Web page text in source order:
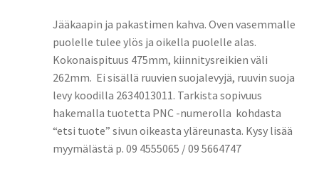
Jääkaapin ja pakastimen kahva. Oven vasemmalle
puolelle tulee ylös ja oikella puolelle alas.
Kokonaispituus 475mm, kiinnitysreikien väli
262mm. Ei sisällä ruuvien suojalevyjä, ruuvin suoja
levy koodilla 2634013011. Tarkista sopivuus
hakemalla tuotetta PNC -numerolla kohdasta
“etsi tuote” sivun oikeasta yläreunasta. Kysy lisää
myymälästä p. 09 4555065 / 09 5664747